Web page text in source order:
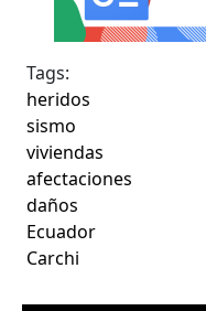
Tags:
heridos
sismo
viviendas
afectaciones
daños
Ecuador
Carchi